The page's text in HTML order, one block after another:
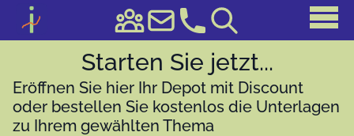
Starten Sie jetzt...
Eröffnen Sie hier Ihr Depot mit Discount
oder bestellen Sie kostenlos die Unterlagen
zu Ihrem gewählten Thema